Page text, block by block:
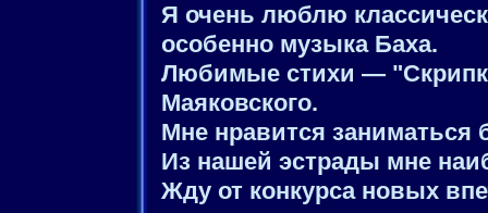
Я очень люблю
особенно музыка Баха.
Любимые стихи —
Маяковского.
Мне нравится
Из нашей эстрады мне
Жду от конкурса новых